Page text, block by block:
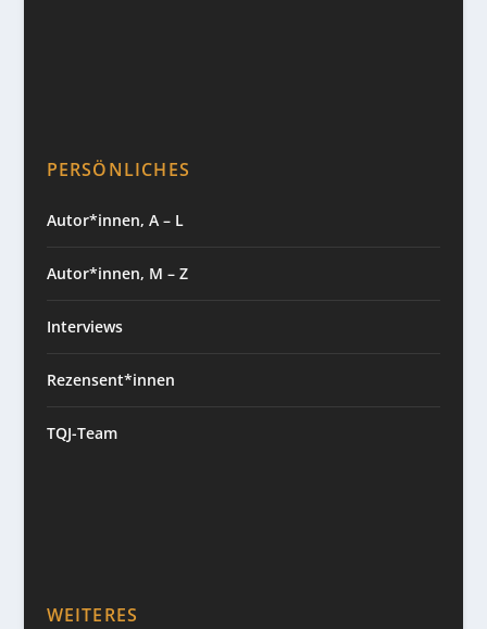
PERSÖNLICHES
Autor*innen, A – L
Autor*innen, M – Z
Interviews
Rezensent*innen
TQJ-Team
WEITERES